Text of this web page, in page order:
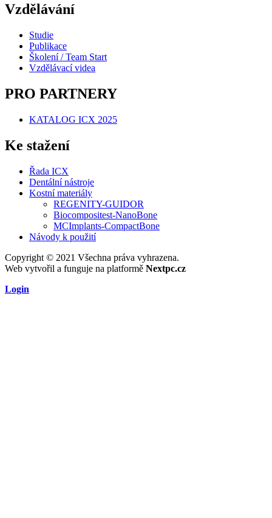
Vzdělávání
Studie
Publikace
Školení / Team Start
Vzdělávací videa
PRO PARTNERY
KATALOG ICX 2025
Ke stažení
Řada ICX
Dentální nástroje
Kostní materiály
REGENITY-GUIDOR
Biocompositest-NanoBone
MCImplants-CompactBone
Návody k použití
Copyright © 2021 Všechna práva vyhrazena.
Web vytvořil a funguje na platformě Nextpc.cz
Login